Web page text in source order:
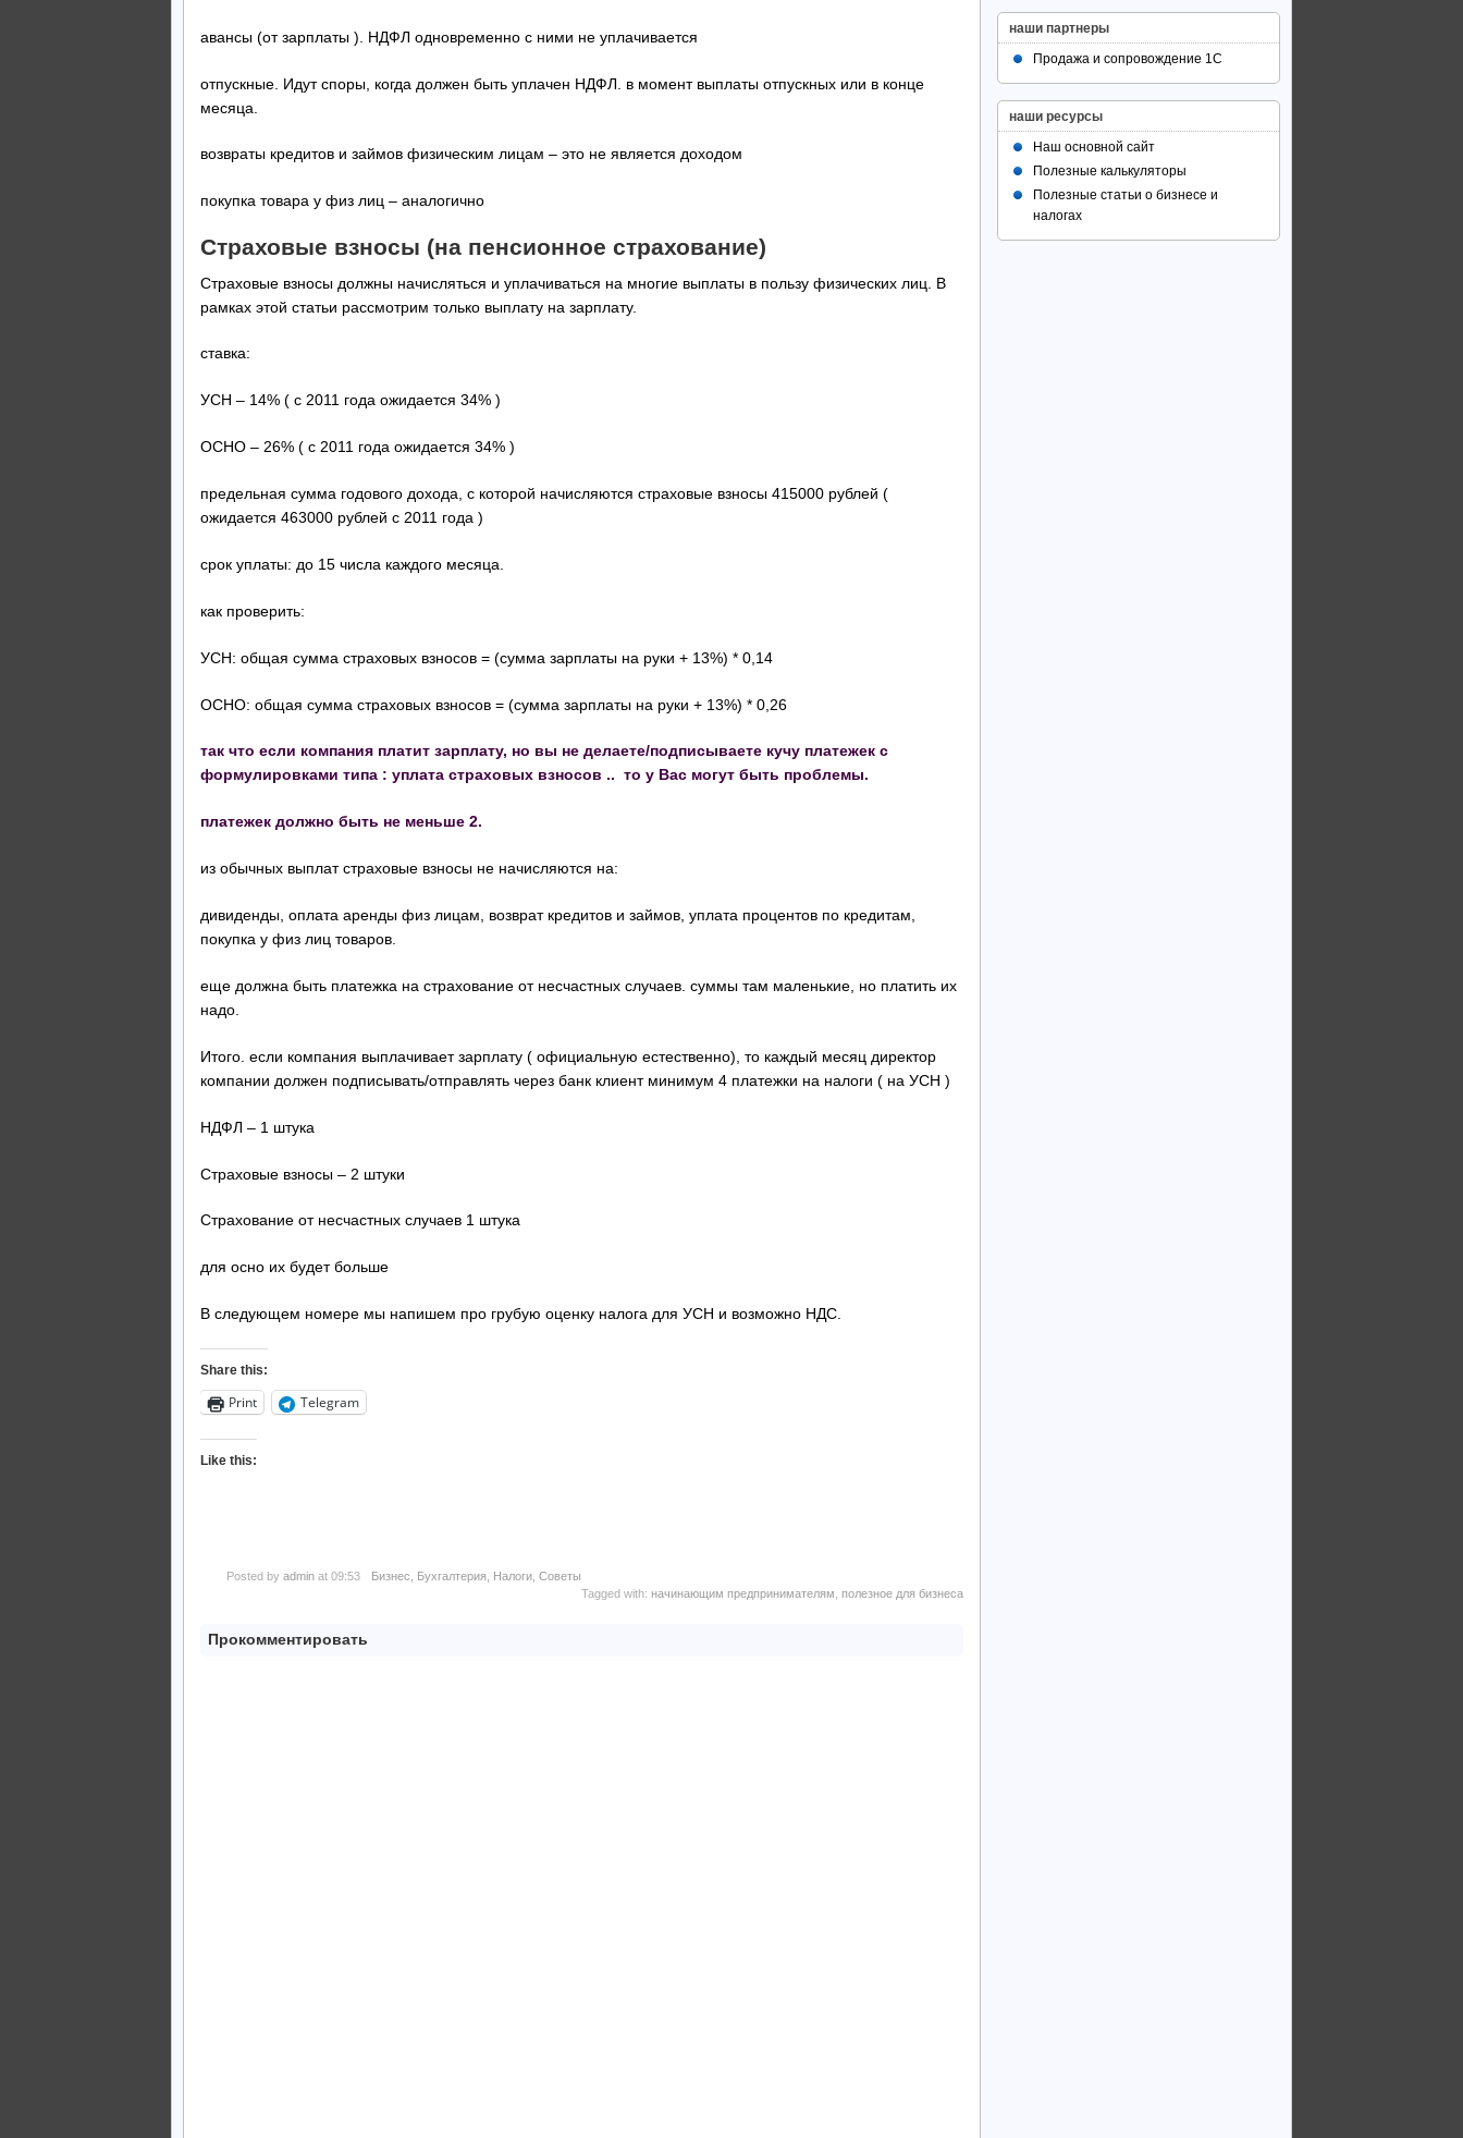
авансы (от зарплаты ). НДФЛ одновременно с ними не уплачивается
отпускные. Идут споры, когда должен быть уплачен НДФЛ. в момент выплаты отпускных или в конце
месяца.
возвраты кредитов и займов физическим лицам – это не является доходом
покупка товара у физ лиц – аналогично
Страховые взносы (на пенсионное страхование)
Страховые взносы должны начисляться и уплачиваться на многие выплаты в пользу физических лиц. В
рамках этой статьи рассмотрим только выплату на зарплату.
ставка:
УСН – 14% ( с 2011 года ожидается 34% )
ОСНО – 26% ( с 2011 года ожидается 34% )
предельная сумма годового дохода, с которой начисляются страховые взносы 415000 рублей (
ожидается 463000 рублей с 2011 года )
срок уплаты: до 15 числа каждого месяца.
как проверить:
УСН: общая сумма страховых взносов = (сумма зарплаты на руки + 13%) * 0,14
ОСНО: общая сумма страховых взносов = (сумма зарплаты на руки + 13%) * 0,26
так что если компания платит зарплату, но вы не делаете/подписываете кучу платежек с
формулировками типа : уплата страховых взносов .. то у Вас могут быть проблемы.
платежек должно быть не меньше 2.
из обычных выплат страховые взносы не начисляются на:
дивиденды, оплата аренды физ лицам, возврат кредитов и займов, уплата процентов по кредитам,
покупка у физ лиц товаров.
еще должна быть платежка на страхование от несчастных случаев. суммы там маленькие, но платить их
надо.
Итого. если компания выплачивает зарплату ( официальную естественно), то каждый месяц директор
компании должен подписывать/отправлять через банк клиент минимум 4 платежки на налоги ( на УСН )
НДФЛ – 1 штука
Страховые взносы – 2 штуки
Страхование от несчастных случаев 1 штука
для осно их будет больше
В следующем номере мы напишем про грубую оценку налога для УСН и возможно НДС.
Share this:
Print Telegram
Like this:
Posted by admin at 09:53 Бизнес Бухгалтерия Налоги Советы
Tagged with: начинающим предпринимателям полезное для бизнеса
Прокомментировать
наши партнеры
Продажа и сопровождение 1С
наши ресурсы
Наш основной сайт
Полезные калькуляторы
Полезные статьи о бизнесе и
налогах